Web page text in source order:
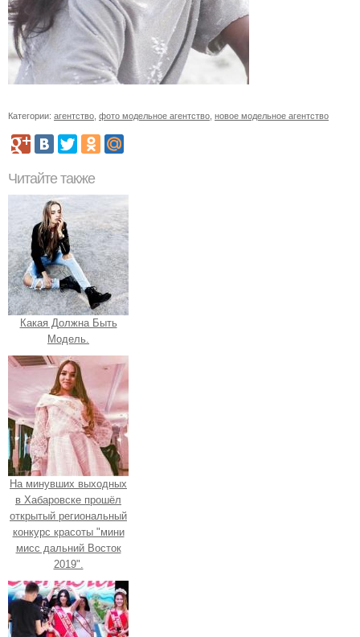
Категории: агентство фото модельное агентство новое модельное агентство
Читайте также
Какая Должна Быть
Модель.
На минувших выходных
в Хабаровске прошёл
открытый региональный
конкурс красоты "мини
мисс дальний Восток
2019".